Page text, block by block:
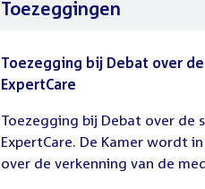
Toezeggingen
Toezegging bij Debat over
ExpertCare
Toezegging bij Debat over de
ExpertCare. De Kamer wordt
over de verkenning van de